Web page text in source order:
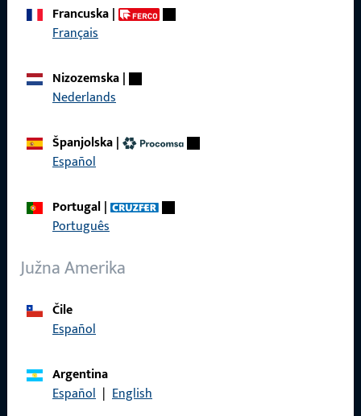
Francuska|
Français
Nizozemska|
Nederlands
Španjolska|
Español
Portugal|
Português
Južna Amerika
Čile
Español
Argentina
Español | English
Karijera
Katalog proizvoda